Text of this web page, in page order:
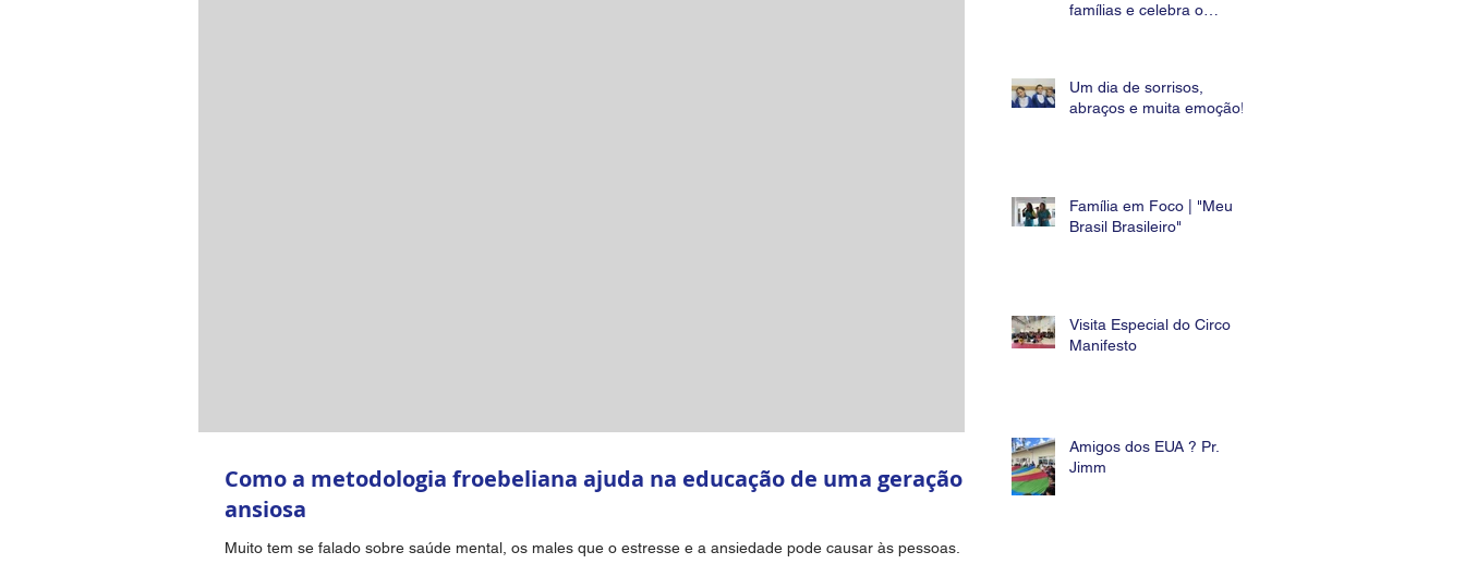
Como a metodologia froebeliana ajuda na educação de uma geração
ansiosa
Muito tem se falado sobre saúde mental, os males que o estresse e a ansiedade pode causar às pessoas. No
famílias e celebra o
Um dia de sorrisos,
abraços e muita emoção!
Família em Foco | "Meu
Brasil Brasileiro"
Visita Especial do Circo
Manifesto
Amigos dos EUA ? Pr.
Jimm